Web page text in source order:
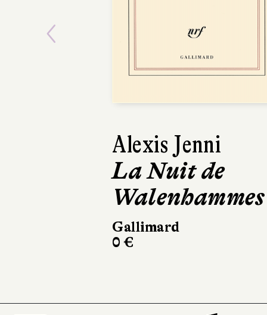
Alexis Jenni
La Nuit de
Walenhammes
Gallimard
0 €
Previous